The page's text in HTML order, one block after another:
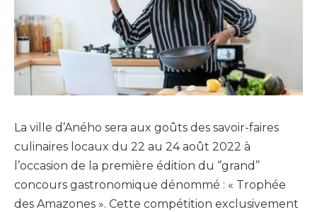
La ville d’Aného sera aux goûts des savoir-faires
culinaires locaux du 22 au 24 août 2022 à
l’occasion de la première édition du ‘’grand’’
concours gastronomique dénommé : « Trophée
des Amazones ». Cette compétition exclusivement